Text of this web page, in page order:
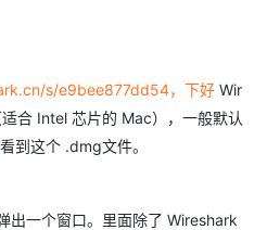
s/e9bee877dd54，下好 Wir
合 Intel 芯片的 Mac），一般默认
到这个 .dmg文件。
出一个窗口。里面除了 Wireshark